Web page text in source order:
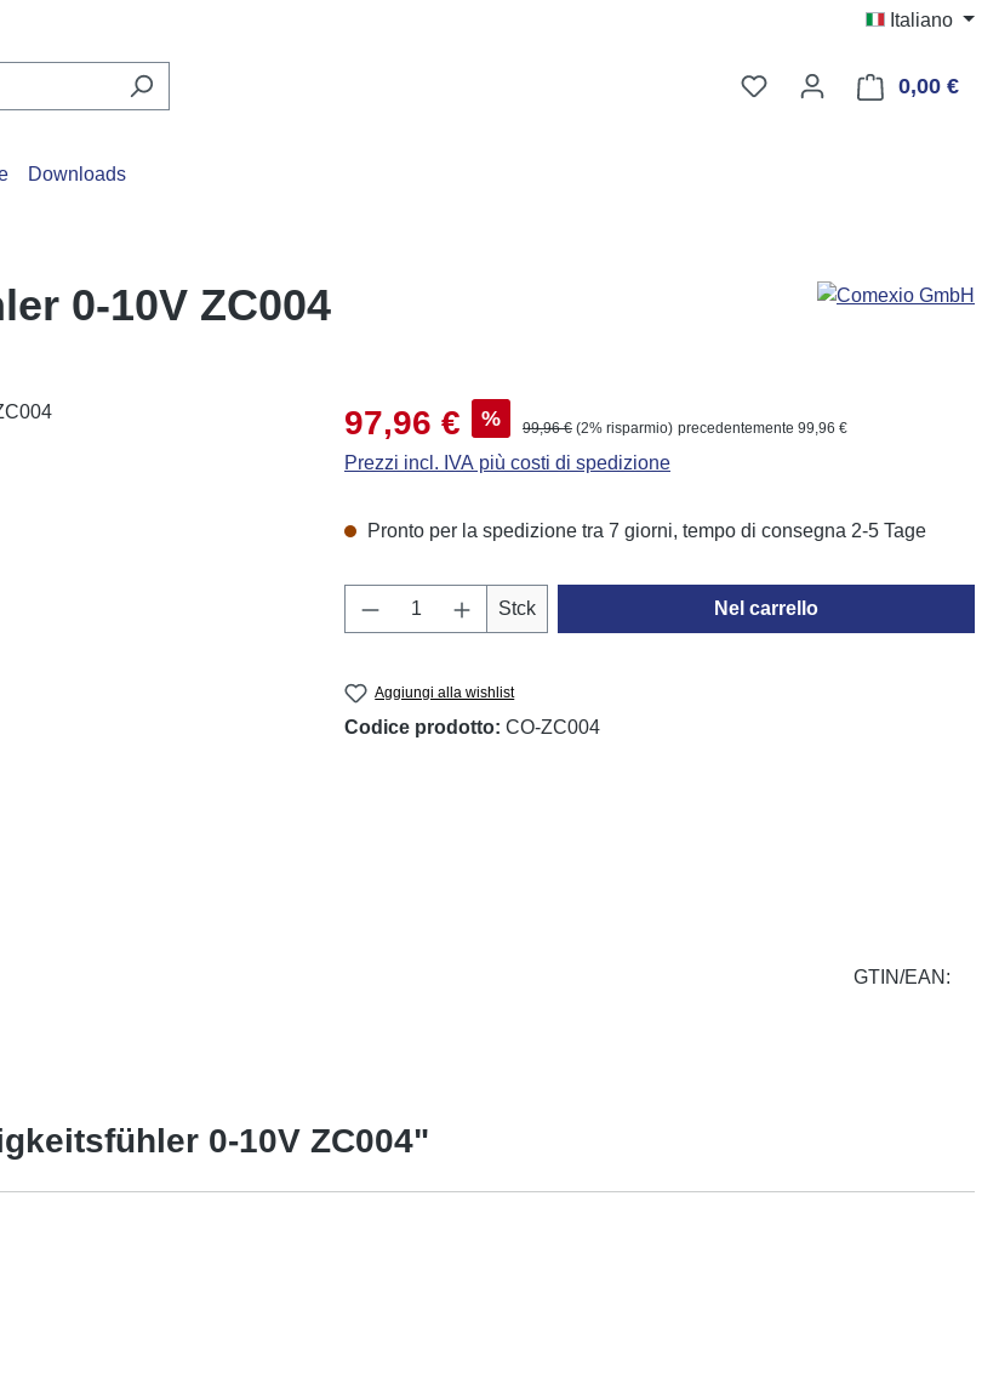
Italiano
Hai 0 articoli nella lista
0,00 €Il
Downloads
0-10V ZC004
Prezzo di vendita:
97,96 € % Prezzo normale:
99,96 € (2% risparmio) precedentemente 99,96 €
Prezzi incl. IVA più costi di spedizione
Pronto per la spedizione tra 7 giorni, tempo di consegna 2-5 Tage
Quantità del prodotto: inserisci la quantità
Stck Nel carrello
Aggiungi alla wishlist
Codice prodotto: CO-ZC004
GTIN/EAN:
0-10V ZC004"